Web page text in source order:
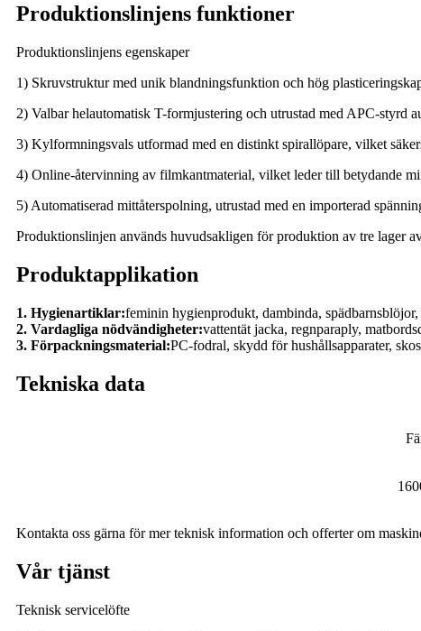
Produktionslinjens funktioner
Produktionslinjens egenskaper
1) Skruvstruktur med unik blandningsfunktion och hög
2) Valbar helautomatisk T-formjustering och utrustad med APC-
3) Kylformningsvals utformad med en distinkt spirallöpare, vilket
4) Online-återvinning av filmkantmaterial, vilket leder till betydande
5) Automatiserad mittåterspolning, utrustad med en importerad
Produktionslinjen används huvudsakligen för produktion av tre lager
Produktapplikation
1. Hygienartiklar:feminin hygienprodukt, dambinda,
2. Vardagliga nödvändigheter:vattentät jacka, regnparaply,
3. Förpackningsmaterial:PC-fodral, skydd för hushållsapparater,
Tekniska data
Kontakta oss gärna för mer teknisk information och offerter om
Vår tjänst
Teknisk servicelöfte